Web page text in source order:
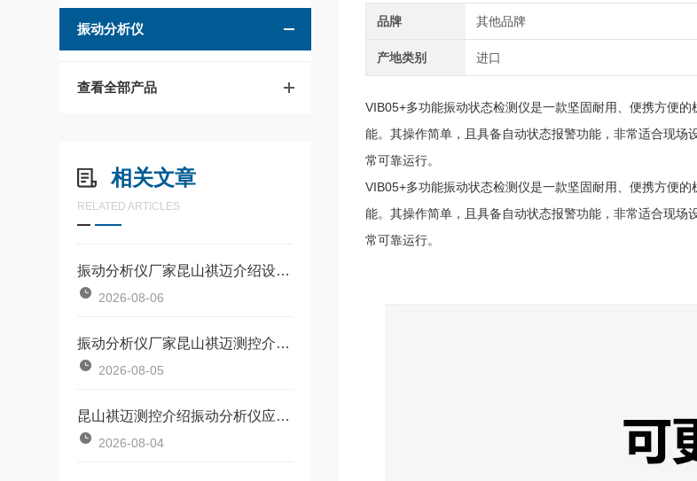
振动分析仪
查看全部产品
相关文章
RELATED ARTICLES
振动分析仪厂家昆山祺迈介绍设备大修后振动大原因及标准复测流程
2026-08-06
振动分析仪厂家昆山祺迈测控介绍多台风机并联运行振动干扰问题如何解决？
2026-08-05
昆山祺迈测控介绍振动分析仪应用水泵低频振动解决方案
2026-08-04
品牌 其他品牌
产地类别 进口
VIB05+多功能振动状态检测仪是一款坚固耐用、便携方便
能。其操作简单，且具备自动状态报警功能，非常适合现
常可靠运行。
VIB05+多功能振动状态检测仪是一款坚固耐用、便携方便
能。其操作简单，且具备自动状态报警功能，非常适合现
常可靠运行。